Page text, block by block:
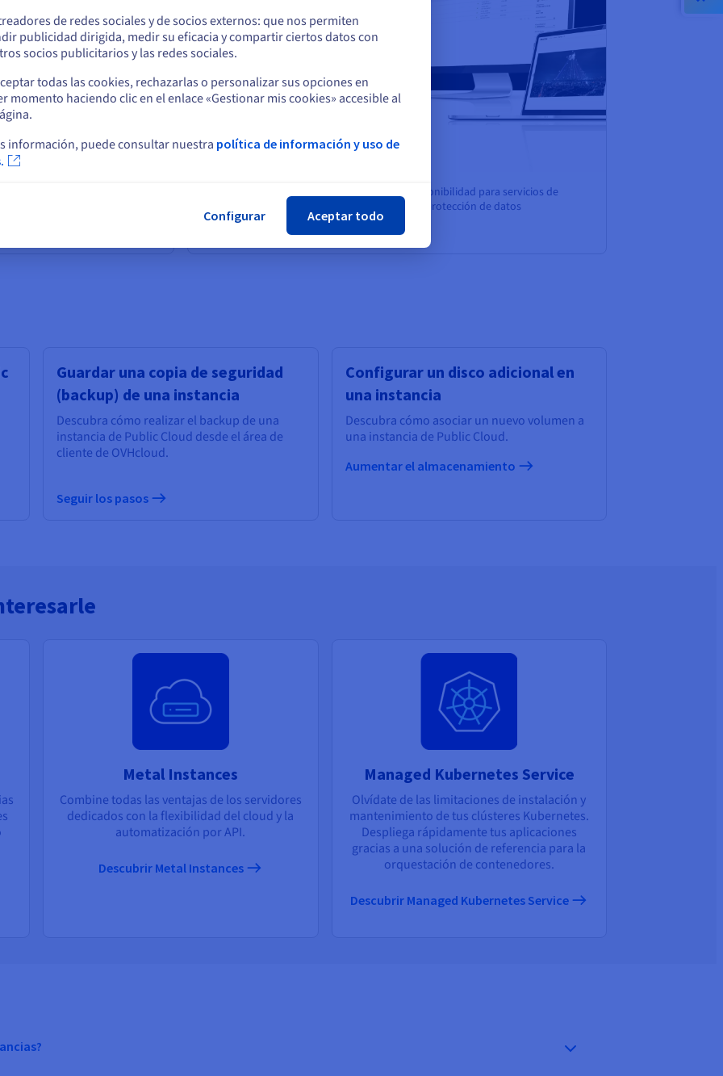
Una infraestructura cloud flexible y de alta disponibilidad para servicios de
archivos que garantizan la conformidad con la protección de datos
Leer el caso de éxito
Guardar una copia de seguridad
(backup) de una instancia
Descubra cómo realizar el backup de una
instancia de Public Cloud desde el área de
cliente de OVHcloud.
Seguir los pasos
Configurar un disco adicional en
una instancia
Descubra cómo asociar un nuevo volumen a
una instancia de Public Cloud.
Aumentar el almacenamiento
Metal Instances
Combine todas las ventajas de los servidores
dedicados con la flexibilidad del cloud y la
automatización por API.
Descubrir Metal Instances
Managed Kubernetes Service
Olvídate de las limitaciones de instalación y
mantenimiento de tus clústeres Kubernetes.
Despliega rápidamente tus aplicaciones
gracias a una solución de referencia para la
orquestación de contenedores.
Descubrir Managed Kubernetes Service
Permanezca en el sitio web actual
otro sitio web
de redes sociales y de socios externos: que nos permiten
publicidad dirigida, medir su eficacia y compartir ciertos datos con
socios publicitarios y las redes sociales.
todas las cookies, rechazarlas o personalizar sus opciones en
momento haciendo clic en el enlace «Gestionar mis cookies» accesible al
información, puede consultar nuestra política de información y uso de
Configurar Aceptar todo